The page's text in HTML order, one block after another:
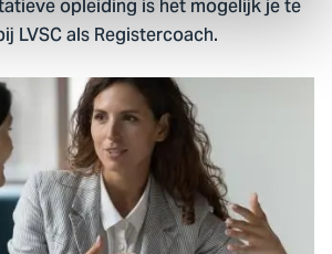
LVSC als Registercoach.